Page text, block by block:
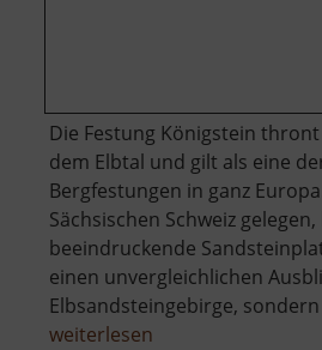
Die Festung Königstein
dem Elbtal und gilt als eine
Bergfestungen in ganz
Sächsischen Schweiz
beeindruckende
einen unvergleichlichen
Elbsandsteingebirge, sondern
weiterlesen